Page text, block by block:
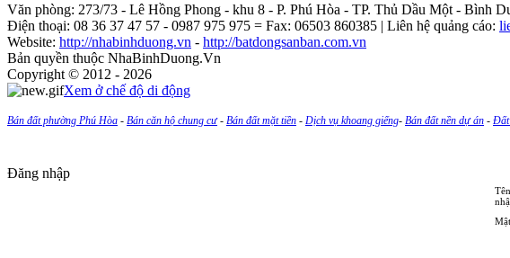
Văn phòng: 273/73 - Lê Hồng Phong - khu 8 - P. Phú Hòa - TP. Thủ Dầu Một - Bình
Điện thoại: 08 36 37 47 57 - 0987 975 975 = Fax: 06503 860385 | Liên hệ quảng cáo:
Website: http://nhabinhduong.vn - http://batdongsanban.com.vn
Bản quyền thuộc NhaBinhDuong.Vn
Copyright © 2012 - 2026
Xem ở chế độ di động
Bán đất phường Phú Hòa - Bán căn hộ chung cư- Bán đất mặt tiền - Dịch vụ khoang giếng- Bán đất nền dự án - Đất
Đăng nhập